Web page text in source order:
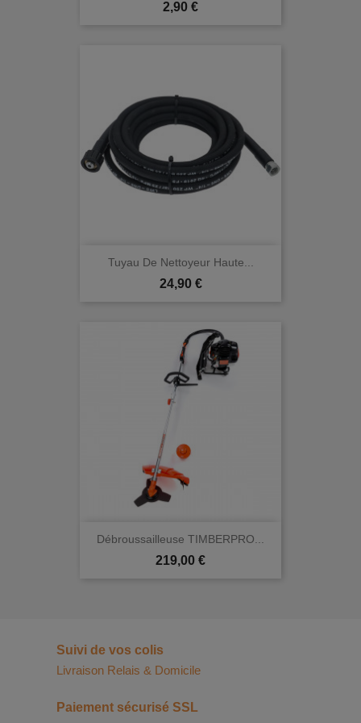
Prix
2,90 €
Tuyau De Nettoyeur Haute...
Prix
24,90 €
Débroussailleuse TIMBERPRO...
Prix
219,00 €
Suivi de vos colis
Livraison Relais & Domicile
Paiement sécurisé SSL